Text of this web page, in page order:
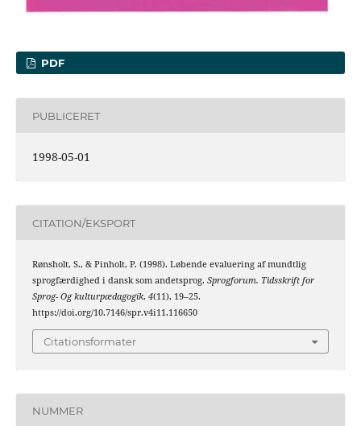
PDF
PUBLICERET
1998-05-01
CITATION/EKSPORT
Rønsholt, S., & Pinholt, P. (1998). Løbende evaluering af mundtlig
sprogfærdighed i dansk som andetsprog. Sprogforum. Tidsskrift for
Sprog- Og kulturpædagogik, 4(11), 19–25.
https://doi.org/10.7146/spr.v4i11.116650
Citationsformater
NUMMER